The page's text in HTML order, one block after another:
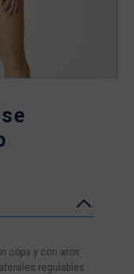
copa y con aros
regulables